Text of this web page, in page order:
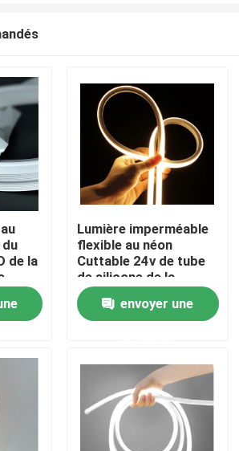
de la
Lumière imperméable
flexible au néon
Cuttable 24v de tube
de silicone de la
lumière de bande IP65
LED
envoyer une